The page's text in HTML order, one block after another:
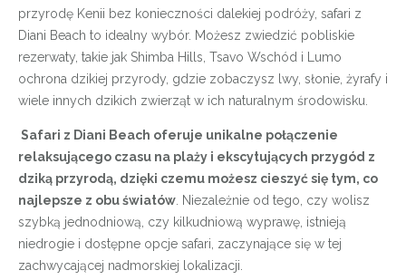
przyrodę Kenii bez konieczności dalekiej podróży, safari z
Diani Beach to idealny wybór. Możesz zwiedzić pobliskie
rezerwaty, takie jak Shimba Hills, Tsavo Wschód i Lumo
ochrona dzikiej przyrody, gdzie zobaczysz lwy, słonie, żyrafy i
wiele innych dzikich zwierząt w ich naturalnym środowisku.
Safari z Diani Beach oferuje unikalne połączenie
relaksującego czasu na plaży i ekscytujących przygód z
dziką przyrodą, dzięki czemu możesz cieszyć się tym, co
najlepsze z obu światów. Niezależnie od tego, czy wolisz
szybką jednodniową, czy kilkudniową wyprawę, istnieją
niedrogie i dostępne opcje safari, zaczynające się w tej
zachwycającej nadmorskiej lokalizacji.